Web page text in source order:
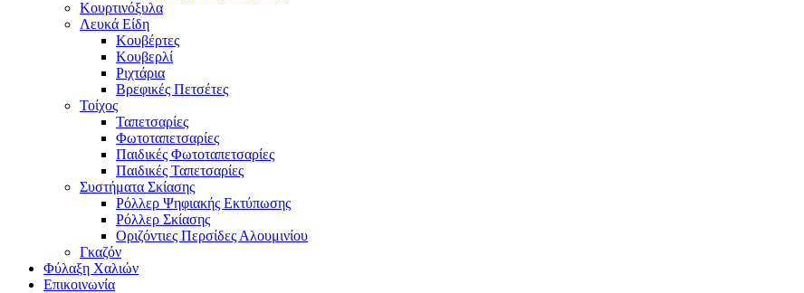
Κουρτινόξυλα
Λευκά Είδη
Κουβέρτες
Κουβερλί
Ριχτάρια
Βρεφικές Πετσέτες
Τοίχος
Ταπετσαρίες
Φωτοταπετσαρίες
Παιδικές Φωτοταπετσαρίες
Παιδικές Ταπετσαρίες
Συστήματα Σκίασης
Ρόλλερ Ψηφιακής Εκτύπωσης
Ρόλλερ Σκίασης
Οριζόντιες Περσίδες Αλουμινίου
Γκαζόν
Φύλαξη Χαλιών
Επικοινωνία